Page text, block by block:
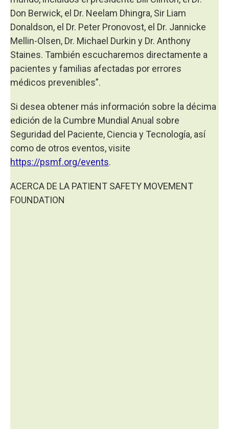
Don Berwick, el Dr. Neelam Dhingra, Sir Liam
Donaldson, el Dr. Peter Pronovost, el Dr. Jannicke
Mellin-Olsen, Dr. Michael Durkin y Dr. Anthony
Staines. También escucharemos directamente a
pacientes y familias afectadas por errores
médicos prevenibles”.
Si desea obtener más información sobre la décima
edición de la Cumbre Mundial Anual sobre
Seguridad del Paciente, Ciencia y Tecnología, así
como de otros eventos, visite
https://psmf.org/events.
ACERCA DE LA PATIENT SAFETY MOVEMENT
FOUNDATION